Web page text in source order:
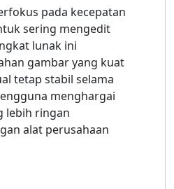
pada kecepatan
sering mengedit
lunak ini
gambar yang kuat
tetap stabil selama
menghargai
lebih ringan
alat perusahaan